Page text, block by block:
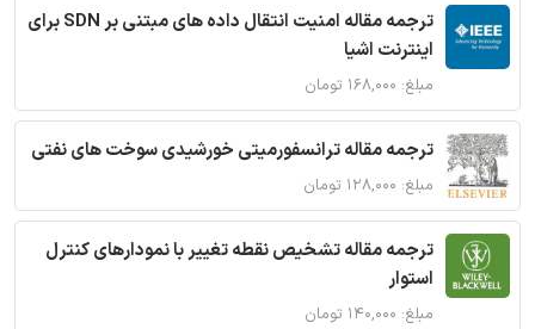
ترجمه مقاله امنیت انتقال داده های مبتنی بر SDN برای
اینترنت اشیا
مبلغ: ۱۶۸,۰۰۰ تومان
ترجمه مقاله ترانسفورمیتی خورشیدی سوخت های نفتی
مبلغ: ۱۲۸,۰۰۰ تومان
ترجمه مقاله تشخیص نقطه تغییر با نمودارهای کنترل
استوار
مبلغ: ۱۴۰,۰۰۰ تومان